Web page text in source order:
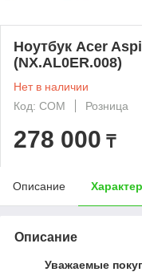
Ноутбук Acer
(NX.AL0ER.008)
Нет в наличии
Код: COM
Розница
278 000 ₸
Описание
Описание
Уважаемые